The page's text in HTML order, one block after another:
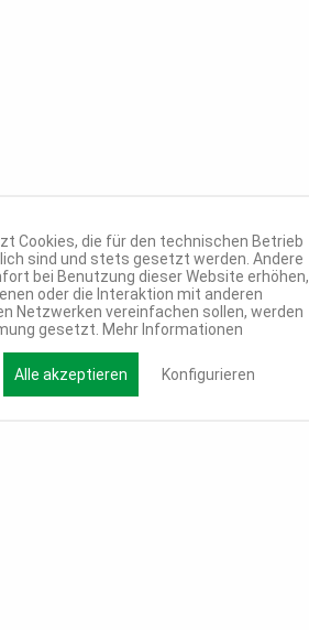
Cookies, die für den technischen Betrieb
sind und stets gesetzt werden. Andere
bei Benutzung dieser Website erhöhen,
oder die Interaktion mit anderen
Netzwerken vereinfachen sollen, werden
gesetzt. Mehr Informationen
Alle akzeptieren Konfigurieren